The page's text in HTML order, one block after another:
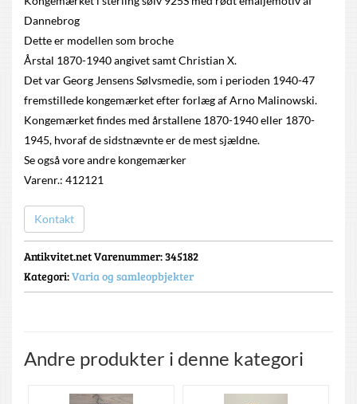
Dannebrog
Dette er modellen som broche
Årstal 1870-1940 angivet samt Christian X.
Det var Georg Jensens Sølvsmedie, som i perioden 1940-47
fremstillede kongemærket efter forlæg af Arno Malinowski.
Kongemærket findes med årstallene 1870-1940 eller 1870-
1945, hvoraf de sidstnævnte er de mest sjældne.
Se også vore andre kongemærker
Varenr.: 412121
Kontakt
Antikvitet.net Varenummer: 345182
Kategori:Varia og samleopbjekter
Andre produkter i denne kategori